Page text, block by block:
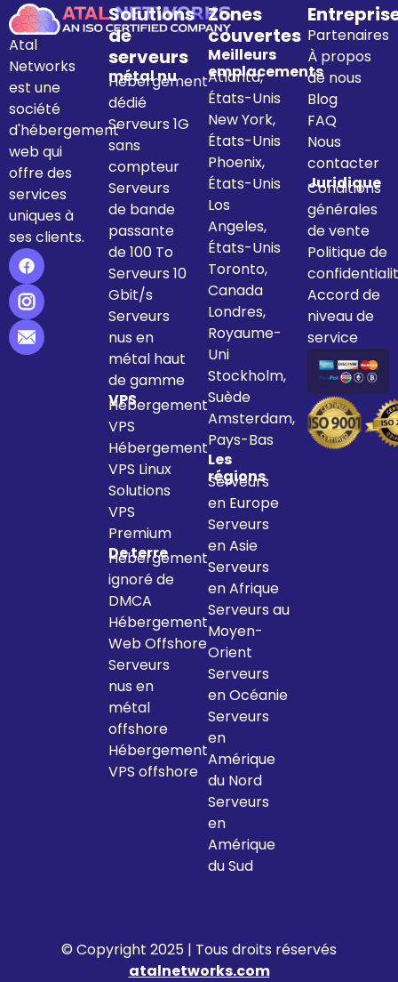
Atal
Networks
est une
société
d'hébergement
web qui
offre des
services
uniques à
ses clients.
Solutions
de
serveurs
métal nu
Hébergement
dédié
Serveurs 1G
sans
compteur
Serveurs
de bande
passante
de 100 To
Serveurs 10
Gbit/s
Serveurs
nus en
métal haut
de gamme
VPS
Hébergement
VPS
Hébergement
VPS Linux
Solutions
VPS
Premium
De terre
Hébergement
ignoré de
DMCA
Hébergement
Web Offshore
Serveurs
nus en
métal
offshore
Hébergement
VPS offshore
Zones
couvertes
Meilleurs
emplacements
Atlanta,
États-Unis
New York,
États-Unis
Phoenix,
États-Unis
Los
Angeles,
États-Unis
Toronto,
Canada
Londres,
Royaume-
Uni
Stockholm,
Suède
Amsterdam,
Pays-Bas
Les
régions
Serveurs
en Europe
Serveurs
en Asie
Serveurs
en Afrique
Serveurs au
Moyen-
Orient
Serveurs
en Océanie
Serveurs
en
Amérique
du Nord
Serveurs
en
Amérique
du Sud
Partenaires
À propos
de nous
Blog
FAQ
Nous
contacter
Juridique
Conditions
générales
de vente
Politique de
Accord de
niveau de
service
© Copyright 2025 | Tous droits réservés
atalnetworks.com